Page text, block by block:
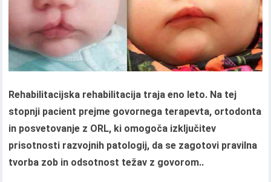
Rehabilitacijska rehabilitacija traja eno leto. Na tej
stopnji pacient prejme govornega terapevta, ortodonta
in posvetovanje z ORL, ki omogoča izključitev
prisotnosti razvojnih patologij, da se zagotovi pravilna
tvorba zob in odsotnost težav z govorom..